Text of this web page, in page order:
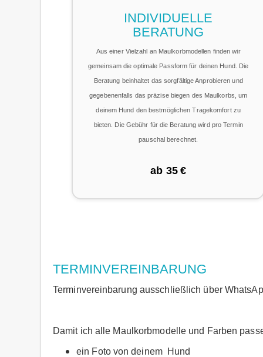
INDIVIDUELLE
BERATUNG
Aus einer Vielzahl an Maulkorbmodellen finden wir
gemeinsam die optimale Passform für deinen Hund. Die
Beratung beinhaltet das sorgfältige Anprobieren und
gegebenenfalls das präzise biegen des Maulkorbs, um
deinem Hund den bestmöglichen Tragekomfort zu
bieten. Die Gebühr für die Beratung wird pro Termin
pauschal berechnet.
ab 35 €
TERMINVEREINBARUNG
Terminvereinbarung ausschließlich über
Damit ich alle Maulkorbmodelle und Farben
ein Foto von deinem Hund